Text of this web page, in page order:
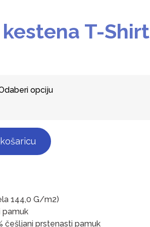
T-Shirt
144,0 G/m2)
pamuk
češljani prstenasti pamuk